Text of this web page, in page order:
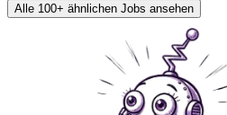
Alle 100+ ähnlichen Jobs ansehen